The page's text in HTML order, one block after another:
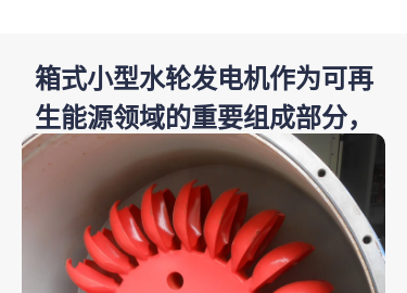
箱式小型水轮发电机作为可再
生能源领域的重要组成部分，
其多样化的分类方式有助于我
们更深入地理解其应用特点与
技术差异化。